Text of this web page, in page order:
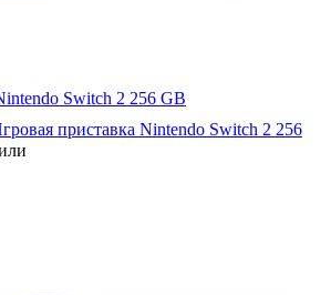
Switch 2 256 GB
приставка Nintendo Switch 2 256